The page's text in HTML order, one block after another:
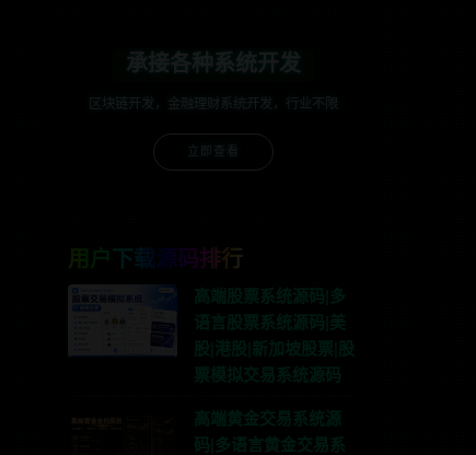
承接各种系统开发
区块链开发，金融理财系统开发，行业不限
立即查看
用户下载源码排行
高端股票系统源码|多
语言股票系统源码|美
股|港股|新加坡股票|股
票模拟交易系统源码
高端黄金交易系统源
码|多语言黄金交易系